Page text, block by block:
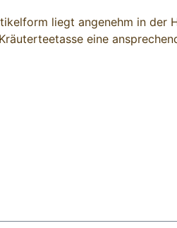
liegt angenehm in der
eine